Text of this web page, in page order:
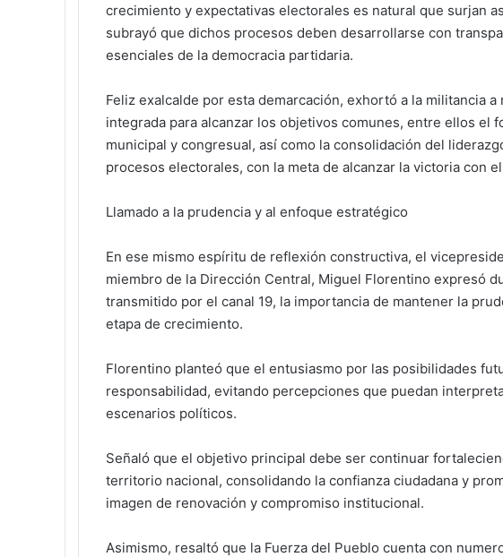
crecimiento y expectativas electorales es natural que surjan
subrayó que dichos procesos deben desarrollarse con
esenciales de la democracia partidaria.
Feliz exalcalde por esta demarcación, exhortó a la militancia
integrada para alcanzar los objetivos comunes, entre ellos el
municipal y congresual, así como la consolidación del
procesos electorales, con la meta de alcanzar la victoria con
Llamado a la prudencia y al enfoque estratégico
En ese mismo espíritu de reflexión constructiva, el
miembro de la Dirección Central, Miguel Florentino expresó
transmitido por el canal 19, la importancia de mantener la
etapa de crecimiento.
Florentino planteó que el entusiasmo por las posibilidades
responsabilidad, evitando percepciones que puedan
escenarios políticos.
Señaló que el objetivo principal debe ser continuar
territorio nacional, consolidando la confianza ciudadana y
imagen de renovación y compromiso institucional.
Asimismo, resaltó que la Fuerza del Pueblo cuenta con